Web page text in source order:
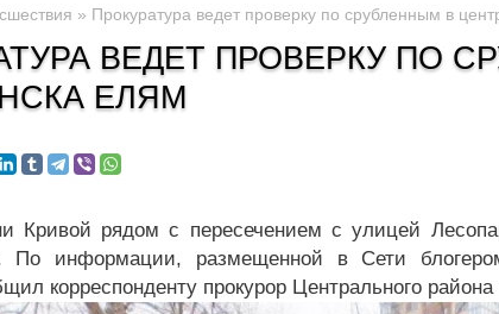
» Прокуратура ведет проверку по срубленным в
ВЕДЕТ ПРОВЕРКУ ПО
ЕЛЯМ
Кривой рядом с пересечением с улицей
информации, размещенной в Сети блогером
корреспонденту прокурор Центрального